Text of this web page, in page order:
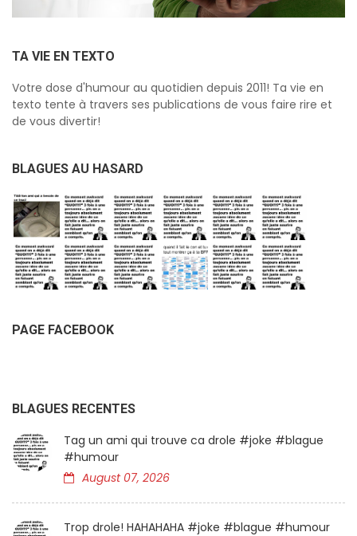
TA VIE EN TEXTO
Votre dose d'humour au quotidien depuis 2011! Ta vie en
texto tente à travers ses publications de vous faire rire et
de vous divertir!
BLAGUES AU HASARD
PAGE FACEBOOK
BLAGUES RECENTES
Tag un ami qui trouve ca drole #joke #blague
#humour
August 07, 2026
Trop drole! HAHAHAHA #joke #blague #humour